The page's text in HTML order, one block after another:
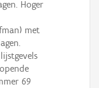
Hoger
met
69